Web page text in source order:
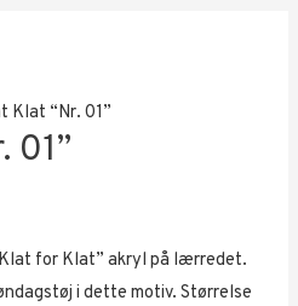
Klat “Nr. 01”
01”
for Klat” akryl på lærredet.
i dette motiv. Størrelse